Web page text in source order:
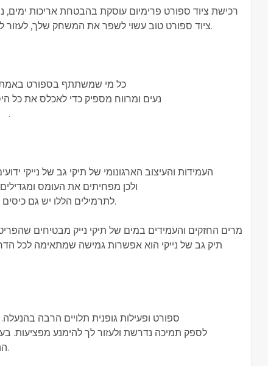
רכישת ציוד ספורט פרימיום עוסקת בהבטחת אריכות ימים,
ציוד ספורט טוב עשוי לשפר את המשחק שלך, לעזור למנוע פציעות ולהפוך את כל החוויה למהנה יותר.
כל מי שמשתתף בספורט באמת
נעים ומרווח מספיק כדי לאכלס את כל
ייחודי בשימוש ובסגנון הרב שלו.
העמידות והעיצוב הארגונומי של תיקי גב של נייקי
ולכן מפחיתים את העומס
לתרמילים הללו יש גם כיסים רבים כך שתוכל לסדר במהירות את הציוד שלך.
החומרים החזקים והעמידים במים של תיקי נייק מבטיחים
תיק גב של נייקי הוא אפשרות גמישה שמתאימה לכל
ספורט ופעילות גופנית תלויים הרבה
לספק תמיכה נדרשת ולעזור לך להימנע מפציעות.
ההתאמה והצרכים המיוחדים של הפעילות שלכם.